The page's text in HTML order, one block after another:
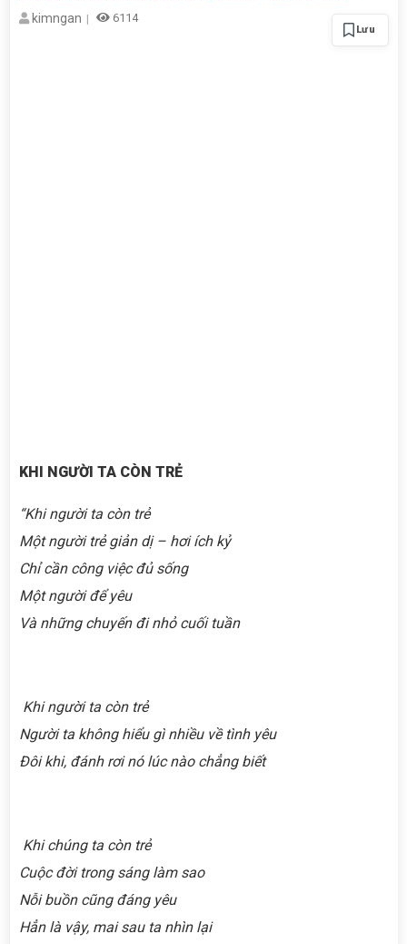
kimngan 6114
Lưu
KHI NGƯỜI TA CÒN TRẺ
“Khi người ta còn trẻ
Một người trẻ giản dị – hơi ích kỷ
Chỉ cần công việc đủ sống
Một người để yêu
Và những chuyến đi nhỏ cuối tuần
Khi người ta còn trẻ
Người ta không hiểu gì nhiều về tình yêu
Đôi khi, đánh rơi nó lúc nào chẳng biết
Khi chúng ta còn trẻ
Cuộc đời trong sáng làm sao
Nỗi buồn cũng đáng yêu
Hẳn là vậy, mai sau ta nhìn lại